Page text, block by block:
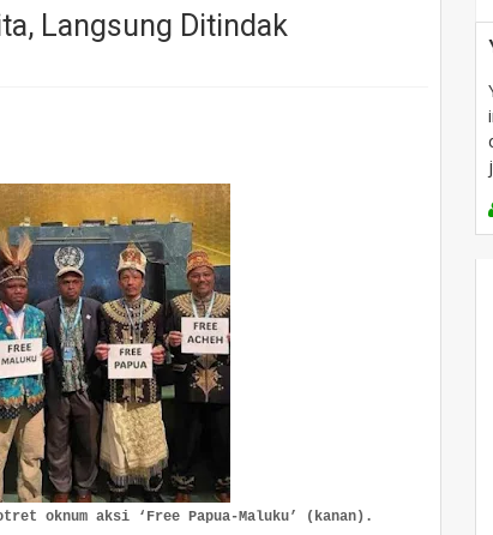
Langsung Ditindak
oknum aksi ‘Free Papua-Maluku’ (kanan).